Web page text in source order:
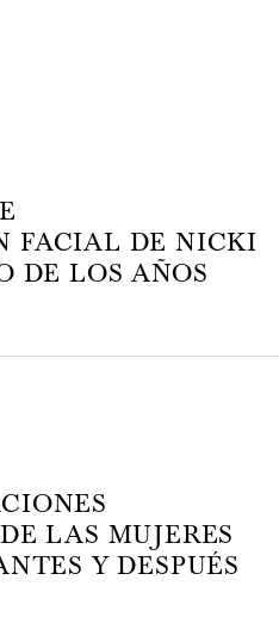
FACIAL DE NICKI
DE LOS AÑOS
LAS MUJERES
Y DESPUÉS